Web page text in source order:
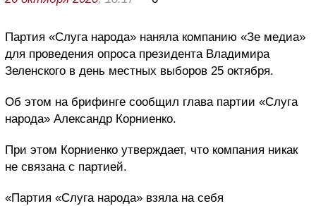
Партия «Слуга народа» наняла компанию «Зе медиа»
для проведения опроса президента Владимира
Зеленского в день местных выборов 25 октября.
Об этом на брифинге сообщил глава партии «Слуга
народа» Александр Корниенко.
При этом Корниенко утверждает, что компания никак
не связана с партией.
«Партия «Слуга народа» взяла на себя